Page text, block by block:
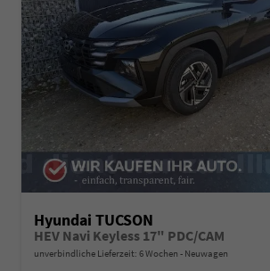
Hyundai TUCSON
HEV Navi Keyless 17" PDC/CAM
unverbindliche Lieferzeit: 6 Wochen Neuwagen